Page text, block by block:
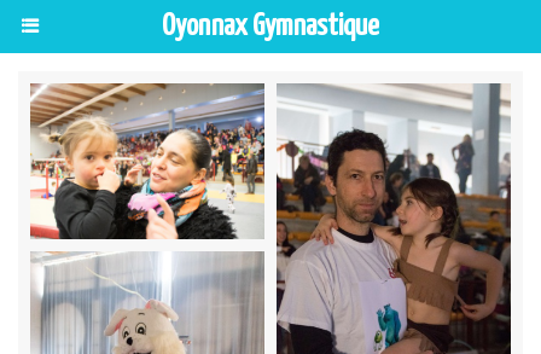
Oyonnax Gymnastique